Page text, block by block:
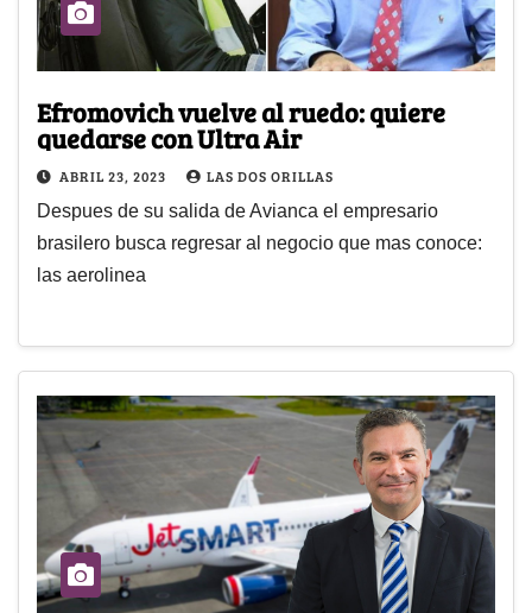
Efromovich vuelve al ruedo: quiere
quedarse con Ultra Air
ABRIL 23, 2023 LAS DOS ORILLAS
Despues de su salida de Avianca el empresario
brasilero busca regresar al negocio que mas conoce:
las aerolinea